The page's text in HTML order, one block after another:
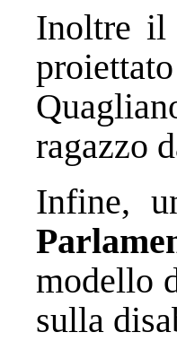
Inoltre il
ragazzo
Infine,
modello
sulla